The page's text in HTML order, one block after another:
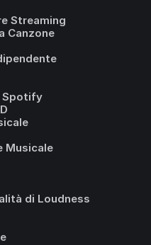
Streaming
Canzone
Spotify
Musicale
di Loudness